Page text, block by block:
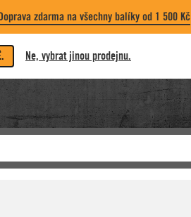
zdarma na všechny balíky od 1 500 Kč
Ne, vybrat jinou prodejnu.